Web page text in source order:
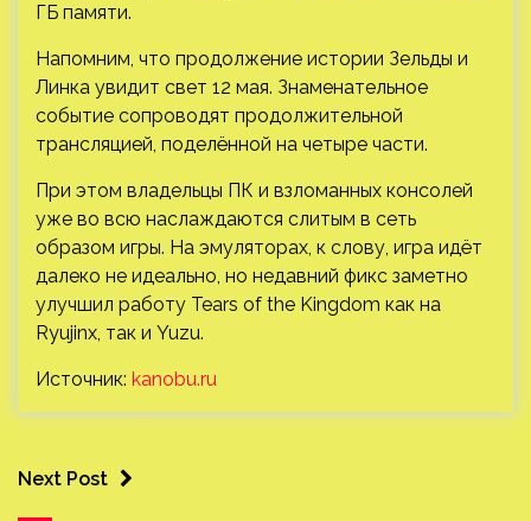
ГБ памяти.
Напомним, что продолжение истории Зельды и
Линка увидит свет 12 мая. Знаменательное
событие сопроводят продолжительной
трансляцией, поделённой на четыре части.
При этом владельцы ПК и взломанных консолей
уже во всю наслаждаются слитым в сеть
образом игры. На эмуляторах, к слову, игра идёт
далеко не идеально, но недавний фикс заметно
улучшил работу Tears of the Kingdom как на
Ryujinx, так и Yuzu.
Источник: kanobu.ru
Next Post